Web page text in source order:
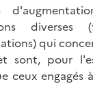
diverses
qui
sont, pour
ceux